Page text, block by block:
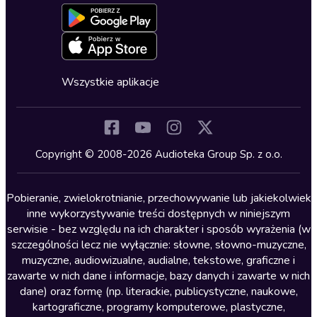
Dla młodzieży
Kryminały
Lektury szkolne
Literatura anglojęzyczna
Literatura faktu
Literatura obyczajowa
Literatura piękna obca
Literatura piękna polska
Formularz zgłaszania nielegalnych treści
Deklaracja dostępności
Oferta dla firm i bibliotek
Blog
Zapowiedzi
Cykle audiobooków
Wszystkie aplikacje
Copyright © 2008-2026 Audioteka Group Sp. z o.o.
Pobieranie, zwielokrotnianie, przechowywanie lub jakiekolwiek
inne wykorzystywanie treści dostępnych w niniejszym
serwisie - bez względu na ich charakter i sposób wyrażenia (w
szczególności lecz nie wyłącznie: słowne, słowno-muzyczne,
muzyczne, audiowizualne, audialne, tekstowe, graficzne i
zawarte w nich dane i informacje, bazy danych i zawarte w nich
dane) oraz formę (np. literackie, publicystyczne, naukowe,
kartograficzne, programy komputerowe, plastyczne,